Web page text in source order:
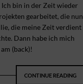
Ich bin in der Zeit wieder
gearbeitet, die nun
die meine Zeit verdient
Dann habe ich mich
(back)!
CONTINUE READING